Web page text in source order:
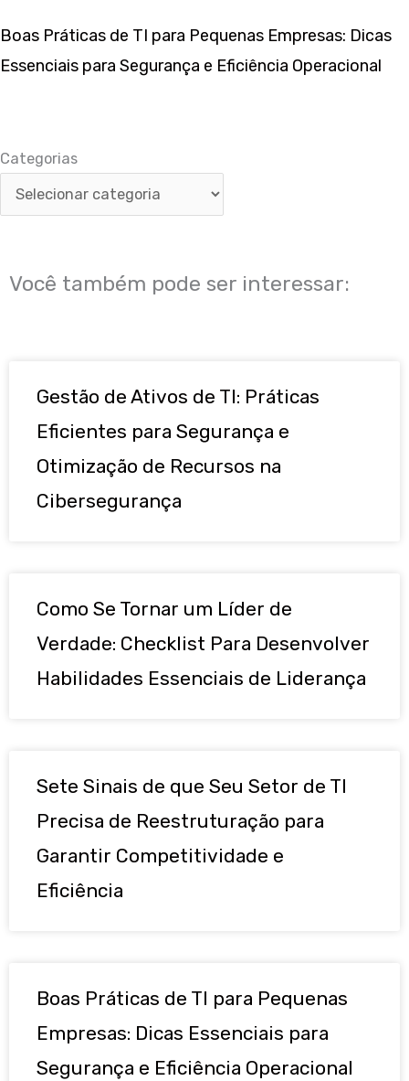
Boas Práticas de TI para Pequenas Empresas: Dicas
Essenciais para Segurança e Eficiência Operacional
Categorias
Você também pode ser interessar:
Gestão de Ativos de TI: Práticas
Eficientes para Segurança e
Otimização de Recursos na
Cibersegurança
Como Se Tornar um Líder de
Verdade: Checklist Para Desenvolver
Habilidades Essenciais de Liderança
Sete Sinais de que Seu Setor de TI
Precisa de Reestruturação para
Garantir Competitividade e
Eficiência
Boas Práticas de TI para Pequenas
Empresas: Dicas Essenciais para
Segurança e Eficiência Operacional